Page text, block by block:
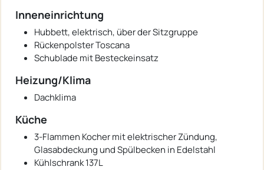
Inneneinrichtung
Hubbett, elektrisch, über der Sitzgruppe
Rückenpolster Toscana
Schublade mit Besteckeinsatz
Heizung/Klima
Dachklima
Küche
3-Flammen Kocher mit elektrischer Zündung,
Glasabdeckung und Spülbecken in Edelstahl
Kühlschrank 137L